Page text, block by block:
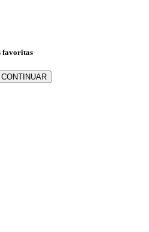
favoritas
CONTINUAR